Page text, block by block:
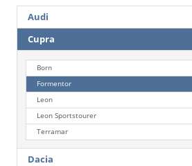
Audi
Cupra
Born
Formentor
Leon
Leon Sportstourer
Terramar
Dacia